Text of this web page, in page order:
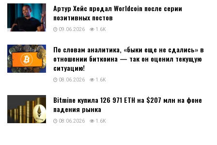
Артур Хейс продал Worldcoin после серии
позитивных постов
09.06.2026 1.6K
По словам аналитика, «быки еще не сдались» в
отношении биткоина — так он оценил текущую
ситуацию!
08.06.2026 1.6K
Bitmine купила 126 971 ETH на $207 млн на фоне
падения рынка
08.06.2026 1.6K